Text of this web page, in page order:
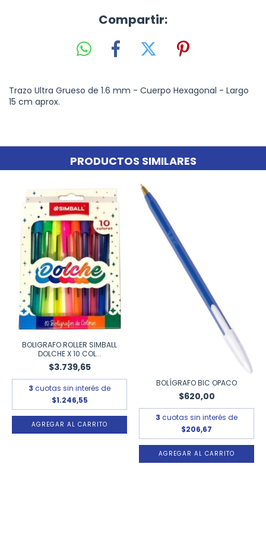
Compartir:
Trazo Ultra Grueso de 1.6 mm - Cuerpo Hexagonal - Largo
15 cm aprox.
PRODUCTOS SIMILARES
BOLIGRAFO ROLLER SIMBALL
DOLCHE X 10 COL...
$3.739,65
3 cuotas sin interés de
$1.246,55
BOLÍGRAFO BIC OPACO
$620,00
3 cuotas sin interés de
$206,67
AGREGAR AL CARRITO